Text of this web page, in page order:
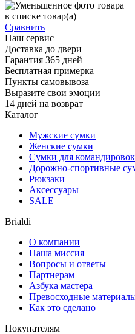
в списке товар(а)
Сравнить
Наш сервис
Доставка до двери
Гарантия 365 дней
Бесплатная примерка
Пункты самовывоза
Выразите свои эмоции
14 дней на возврат
Каталог
Мужские сумки
Женские сумки
Сумки для командировок
Дорожно-спортивные
Рюкзаки
Аксессуары
SALE
Brialdi
О компании
Наша миссия
Вопросы и ответы
Партнерам
Азбука мастера
Превосходные
Как это сделано
Покупателям